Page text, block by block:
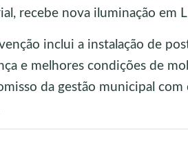
recebe nova iluminação em
inclui a instalação de
e melhores condições de
da gestão municipal